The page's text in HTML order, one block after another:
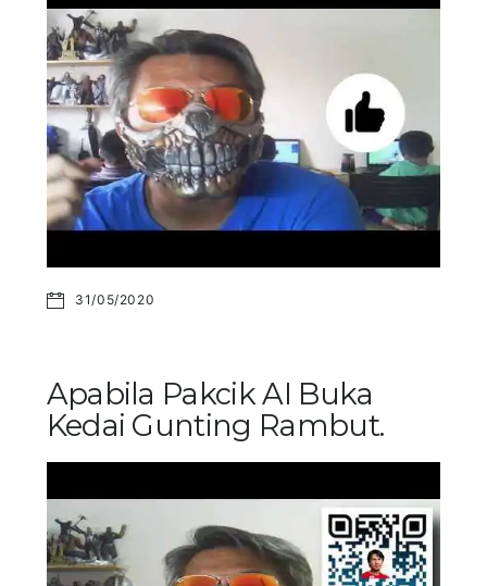
31/05/2020
Apabila Pakcik AI Buka
Kedai Gunting Rambut.